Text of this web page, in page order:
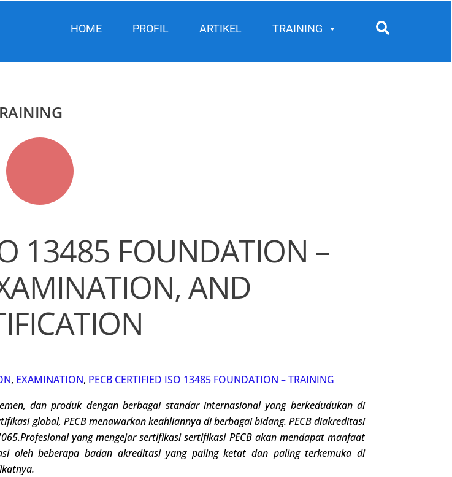
HOME PROFIL ARTIKEL TRAINING
13485 FOUNDATION –
AND
, EXAMINATION, PECB CERTIFIED ISO 13485 FOUNDATION – TRAINING
dan produk dengan berbagai standar internasionalyang berkedudukan di
global, PECB menawarkan keahliannya di berbagai bidang. PECB diakreditasi
Profesional yang mengejar sertifikasi sertifikasi PECB akan mendapat manfaat
oleh beberapa badan akreditasi yang paling ketat dan paling terkemuka di
.